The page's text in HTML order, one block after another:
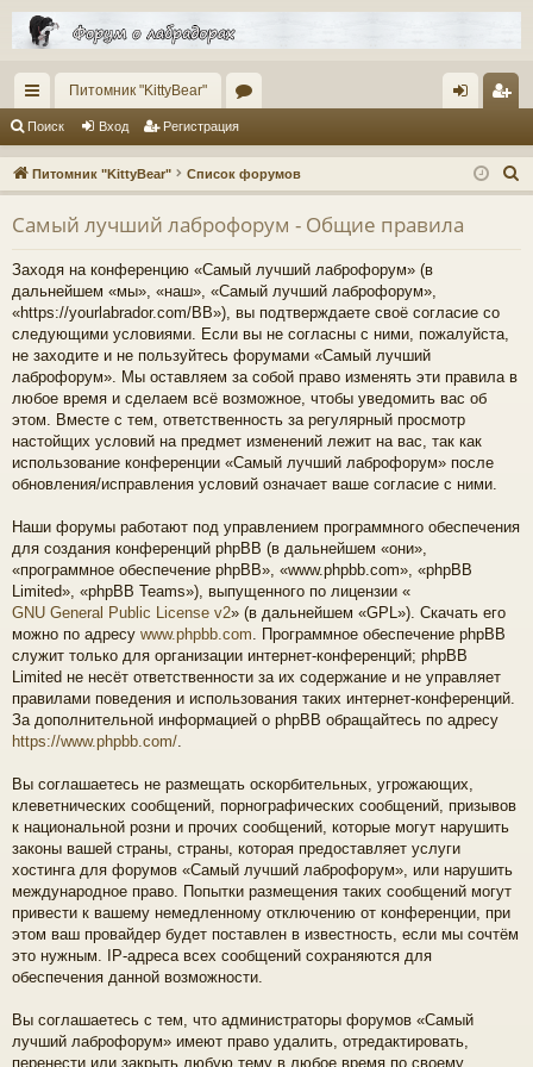
с
ы
лк
и
Питомник "KittyBear"
ор
ум
ы
д ис
тр
Поиск Вход Регистрация
Питомник "KittyBear" Список форумов
о
Самый лучший лаброфорум - Общие правила
Заходя на конференцию «Самый лучший лаброфорум» (в
дальнейшем «мы», «наш», «Самый лучший лаброфорум»,
«https://yourlabrador.com/BB»), вы подтверждаете своё согласие со
следующими условиями. Если вы не согласны с ними, пожалуйста,
не заходите и не пользуйтесь форумами «Самый лучший
лаброфорум». Мы оставляем за собой право изменять эти правила в
любое время и сделаем всё возможное, чтобы уведомить вас об
этом. Вместе с тем, ответственность за регулярный просмотр
настойщих условий на предмет изменений лежит на вас, так как
использование конференции «Самый лучший лаброфорум» после
обновления/исправления условий означает ваше согласие с ними.
Наши форумы работают под управлением программного обеспечения
для создания конференций phpBB (в дальнейшем «они»,
«программное обеспечение phpBB», «www.phpbb.com», «phpBB
Limited», «phpBB Teams»), выпущенного по лицензии «
GNU General Public License v2» (в дальнейшем «GPL»). Скачать его
можно по адресу www.phpbb.com. Программное обеспечение phpBB
служит только для организации интернет-конференций; phpBB
Limited не несёт ответственности за их содержание и не управляет
правилами поведения и использования таких интернет-конференций.
За дополнительной информацией о phpBB обращайтесь по адресу
https://www.phpbb.com/.
Вы соглашаетесь не размещать оскорбительных, угрожающих,
клеветнических сообщений, порнографических сообщений, призывов
к национальной розни и прочих сообщений, которые могут нарушить
законы вашей страны, страны, которая предоставляет услуги
хостинга для форумов «Самый лучший лаброфорум», или нарушить
международное право. Попытки размещения таких сообщений могут
привести к вашему немедленному отключению от конференции, при
этом ваш провайдер будет поставлен в известность, если мы сочтём
это нужным. IP-адреса всех сообщений сохраняются для
обеспечения данной возможности.
Вы соглашаетесь с тем, что администраторы форумов «Самый
лучший лаброфорум» имеют право удалить, отредактировать,
перенести или закрыть любую тему в любое время по своему